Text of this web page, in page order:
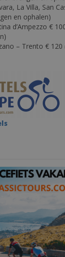
La Villa, San
en ophalen)
d’Ampezzo €
– Trento € 120